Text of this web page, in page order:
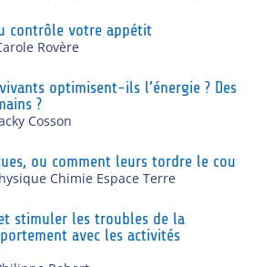
contrôle votre appétit
Rovère
optimisent-ils l’énergie ? Des
?
Cosson
ou comment leurs tordre le cou
Chimie Espace Terre
stimuler les troubles de la
avec les activités